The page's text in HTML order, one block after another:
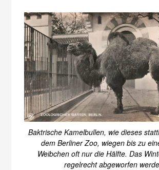
Baktrische Kamelbullen, wie dieses
dem Berliner Zoo, wiegen bis zu
Weibchen oft nur die Hälfte. Das
regelrecht abgeworfen